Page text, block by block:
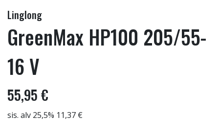
Linglong
GreenMax HP100 205/55-
16 V
55,95 €
sis. alv 25,5% 11,37 €